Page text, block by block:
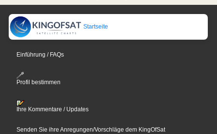
Startseite
Einführung / FAQs
Profil bestimmen
Ihre Kommentare / Updates
Senden Sie ihre Anregungen/Vorschläge dem KingOfSat